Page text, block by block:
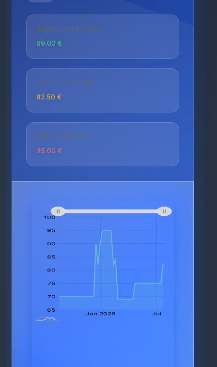
NIEDRIGSTER PREIS
69.00 €
AKTUELLER PREIS
82.50 €
HÖCHSTER PREIS
95.00 €